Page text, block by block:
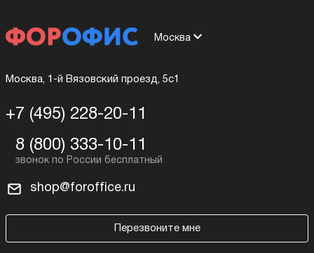
Москва
Москва, 1-й Вязовский проезд, 5с1
+7 (495) 228-20-11
8 (800) 333-10-11
shop@foroffice.ru
Перезвоните мне